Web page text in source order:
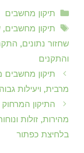
קטגוריות
תיקון מחשבים
תגיות
תיקון מחשבים,
שחזור נתונים,
והתקנים
תיקון מחשבים
מרבית, ויעילות
מהירות, זולות
בלחיצת כפתור